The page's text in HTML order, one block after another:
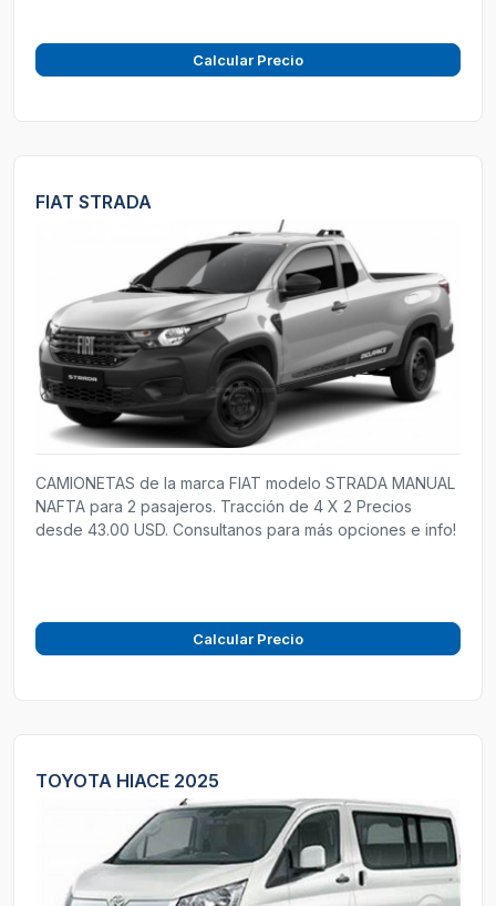
Calcular Precio
FIAT STRADA
CAMIONETAS de la marca FIAT modelo STRADA MANUAL
NAFTA para 2 pasajeros. Tracción de 4 X 2 Precios
desde 43.00 USD. Consultanos para más opciones e info!
Calcular Precio
TOYOTA HIACE 2025